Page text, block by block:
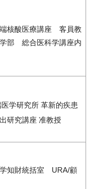
核酸医療講座 客員教
部 総合医科学講座内
学研究所 革新的疾患
研究講座 准教授
知財統括室 URA/顧